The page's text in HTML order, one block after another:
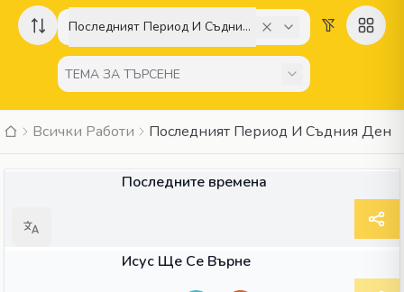
Последният Период И Съдния Ден
Всички Работи Последният Период И Съдния Ден
Последните времена
Исус Ще Се Върне